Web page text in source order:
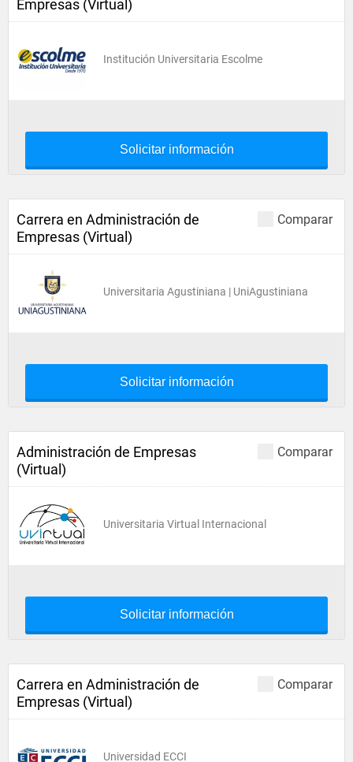
Empresas (Virtual)
Institución Universitaria Escolme
Solicitar información
Comparar
Carrera en Administración de
Empresas (Virtual)
Universitaria Agustiniana | UniAgustiniana
Solicitar información
Comparar
Administración de Empresas
(Virtual)
Universitaria Virtual Internacional
Solicitar información
Comparar
Carrera en Administración de
Empresas (Virtual)
Universidad ECCI